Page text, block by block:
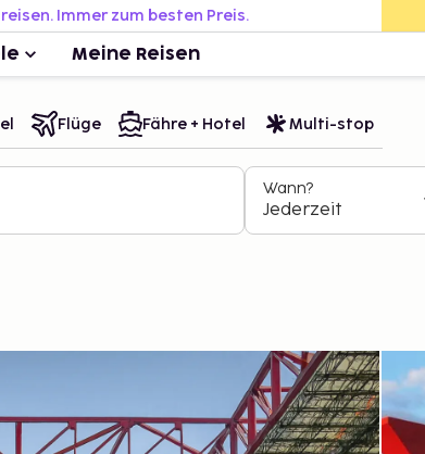
Immer zum besten Preis.
Meine Reisen
Flüge Fähre + Hotel Multi-stop
Wann?
Jederzeit